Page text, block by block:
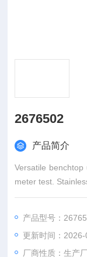
2676502
产品简介
Versatile
meter test.
ted ball bearings
产品型号：
更新时间：
厂商性质：生产